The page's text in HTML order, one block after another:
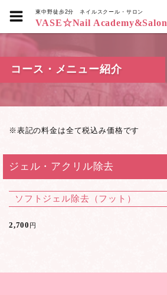
東中野徒歩2分ネイルスクール・サロン
VASE☆Nail Academy&Salon
コース・メニュー紹介
※表記の料金は全て税込み価格です
ジェル・アクリル除去
ソフトジェル除去（フット）
2,700 円